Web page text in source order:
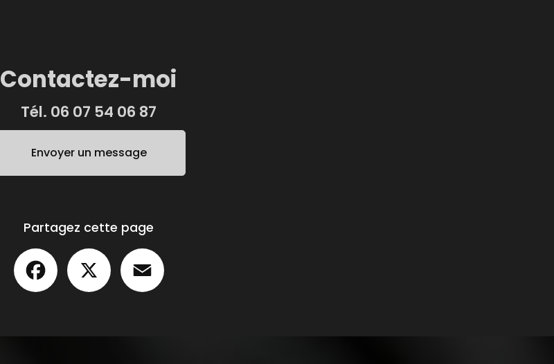
Contactez-moi
Tél. 06 07 54 06 87
Envoyer un message
Partagez cette page
Facebook